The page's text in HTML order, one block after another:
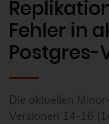
Fehler in
Postgres-
Die aktuellen
Versionen 14-16